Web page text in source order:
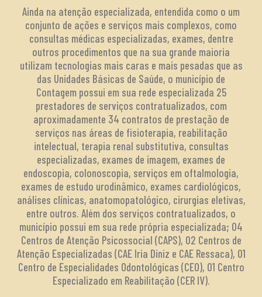
Ainda na atenção especializada, entendida como o um
conjunto de ações e serviços mais complexos, como
consultas médicas especializadas, exames, dentre
outros procedimentos que na sua grande maioria
utilizam tecnologias mais caras e mais pesadas que as
das Unidades Básicas de Saúde, o município de
Contagem possui em sua rede especializada 25
prestadores de serviços contratualizados, com
aproximadamente 34 contratos de prestação de
serviços nas áreas de fisioterapia, reabilitação
intelectual, terapia renal substitutiva, consultas
especializadas, exames de imagem, exames de
endoscopia, colonoscopia, serviços em oftalmologia,
exames de estudo urodinâmico, exames cardiológicos,
análises clínicas, anatomopatológico, cirurgias eletivas,
entre outros. Além dos serviços contratualizados, o
município possui em sua rede própria especializada; 04
Centros de Atenção Psicossocial (CAPS), 02 Centros de
Atenção Especializadas (CAE Iria Diniz e CAE Ressaca), 01
Centro de Especialidades Odontológicas (CEO), 01 Centro
Especializado em Reabilitação (CER IV).